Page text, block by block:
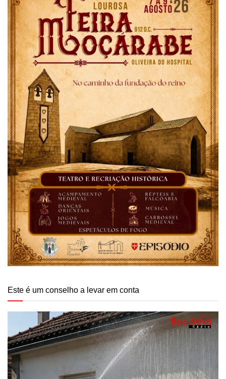
Este é um conselho a levar em conta